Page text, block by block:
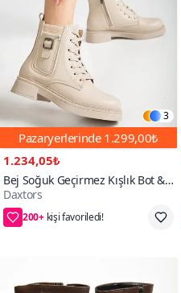
3
Pazaryerlerinde 1.299,00₺
1.234,05₺
Bej Soğuk Geçirmez Kışlık Bot &
Bootie
Daxtors
200+
65₺ daha az öde